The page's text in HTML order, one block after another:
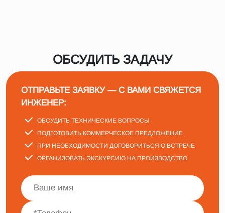
ОБСУДИТЬ ЗАДАЧУ
ОТПРАВЬТЕ ЗАЯВКУ — С ВАМИ СВЯЖЕТСЯ
ИНЖЕНЕР:
ОБСУДИТЬ ТЕХНИЧЕСКИЕ ВОПРОСЫ
ПОДГОТОВИТЬ КОММЕРЧЕСКОЕ ПРЕДЛОЖЕНИЕ
ПРИ НЕОБХОДИМОСТИ ДОГОВОРИТЬСЯ О ВСТРЕЧЕ
ОРГАНИЗОВАТЬ ЭКСКУРСИЮ НА ПРОИЗВОДСТВО